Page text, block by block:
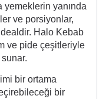
yemeklerin yanında
ve porsiyonlar,
Halo Kebab
ve pide çeşitleriyle
bir ortama
bir